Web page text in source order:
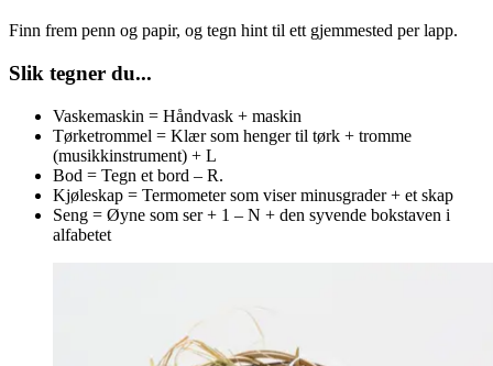
Finn frem penn og papir, og tegn hint til ett gjemmested per lapp.
Slik tegner du...
Vaskemaskin = Håndvask + maskin
Tørketrommel = Klær som henger til tørk + tromme
(musikkinstrument) + L
Bod = Tegn et bord – R.
Kjøleskap = Termometer som viser minusgrader + et skap
Seng = Øyne som ser + 1 – N + den syvende bokstaven i
alfabetet